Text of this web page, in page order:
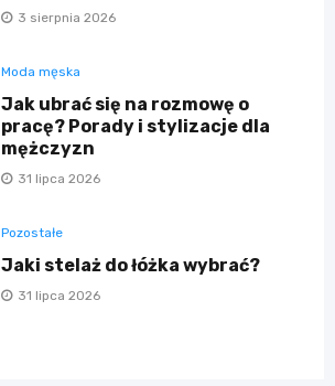
3 sierpnia 2026
Moda męska
Jak ubrać się na rozmowę o
pracę? Porady i stylizacje dla
mężczyzn
31 lipca 2026
Pozostałe
Jaki stelaż do łóżka wybrać?
31 lipca 2026